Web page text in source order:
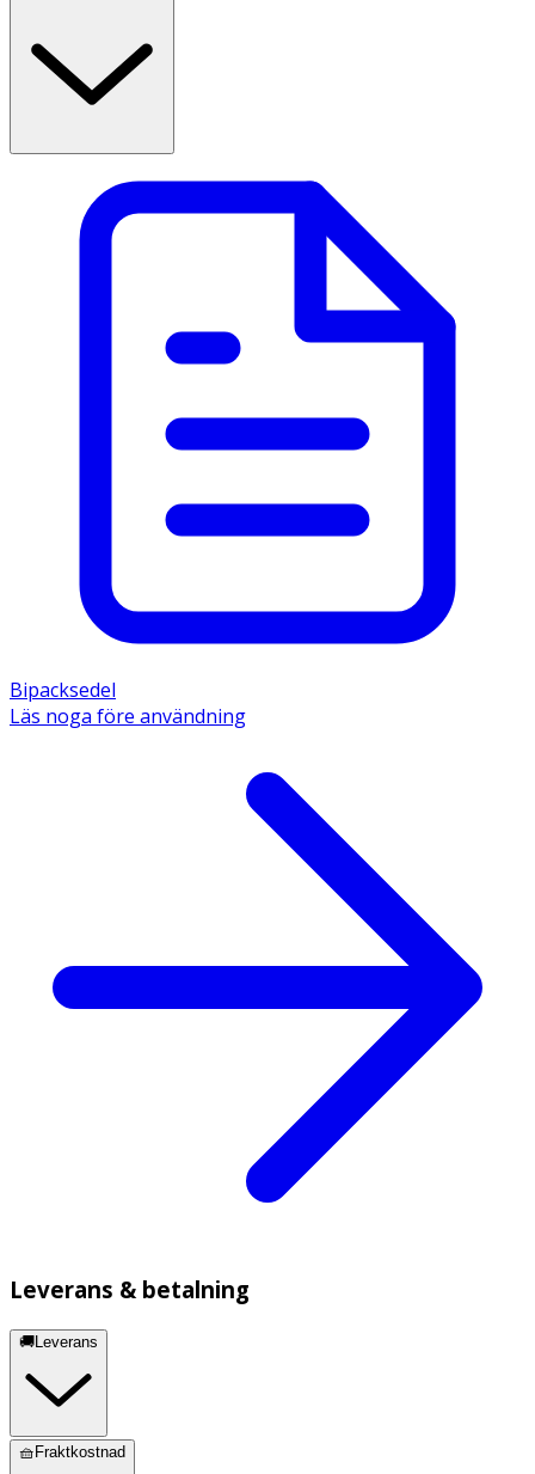
Bipacksedel
Läs noga före användning
Leverans & betalning
🚚Leverans
🧺Fraktkostnad